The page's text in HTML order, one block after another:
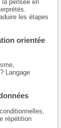
pensée en
les étapes
orientée
Langage
répétition